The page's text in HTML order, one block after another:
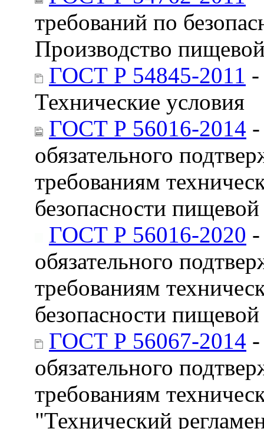
требований по
Производство
ГОСТ Р 54845-2011
Технические условия
ГОСТ Р 56016-2014
обязательного
требованиям
безопасности
ГОСТ Р 56016-2020
обязательного
требованиям
безопасности
ГОСТ Р 56067-2014
обязательного
требованиям
"Технический